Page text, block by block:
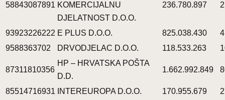
58843087891 KOMERCIJALNU
DJELATNOST D.O.O.
236.780.897
93923226222 E PLUS D.O.O. 825.038.430
9588363702
DRVODJELAC D.O.O. 118.533.263
87311810356
HP – HRVATSKA POŠTA
D.D.
1.662.992.849
85514716931 INTEREUROPA D.O.O. 170.955.679